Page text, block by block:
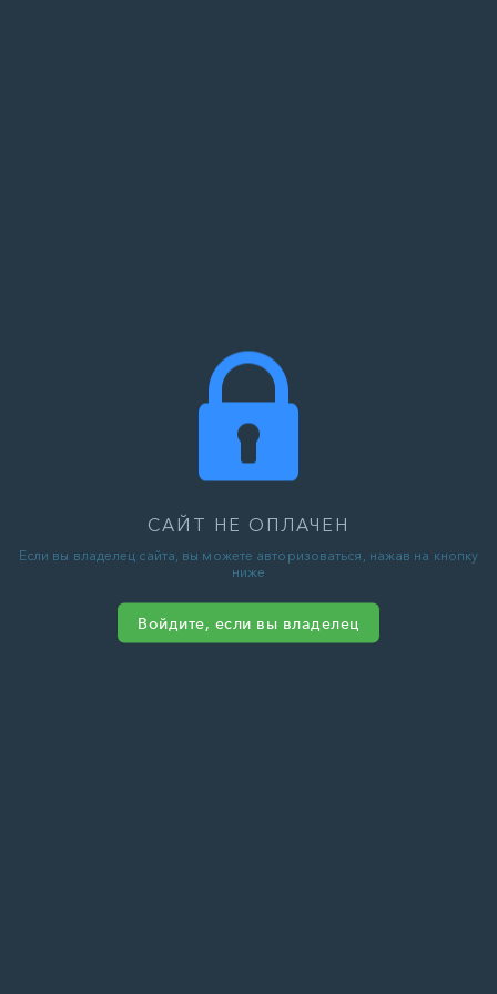
САЙТ НЕ ОПЛАЧЕН
Если вы владелец сайта, вы можете авторизоваться, нажав на кнопку
ниже
Войдите, если вы владелец